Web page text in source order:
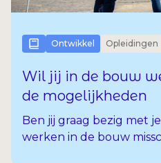
Ontwikkel Opleidingen
Wil jij in de bouw
de mogelijkheden
Ben jij graag bezig met
werken in de bouw